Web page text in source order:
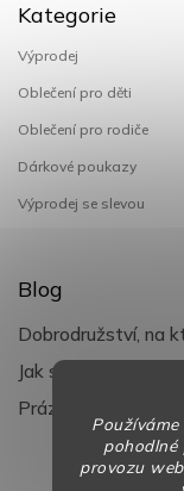
pohodlné
provozu
Kategorie
Výprodej
Oblečení pro děti
Oblečení pro rodiče
Dárkové poukazy
Výprodej se slevou
Blog
Dobrodružství, na
Jak si užít léto s
Prázdniny klepou na